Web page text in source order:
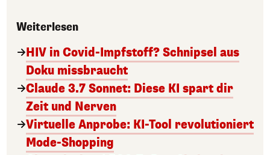
Weiterlesen
HIV in Covid-Impfstoff? Schnipsel aus
Doku missbraucht
Claude 3.7 Sonnet: Diese KI spart dir
Zeit und Nerven
Virtuelle Anprobe: KI-Tool revolutioniert
Mode-Shopping